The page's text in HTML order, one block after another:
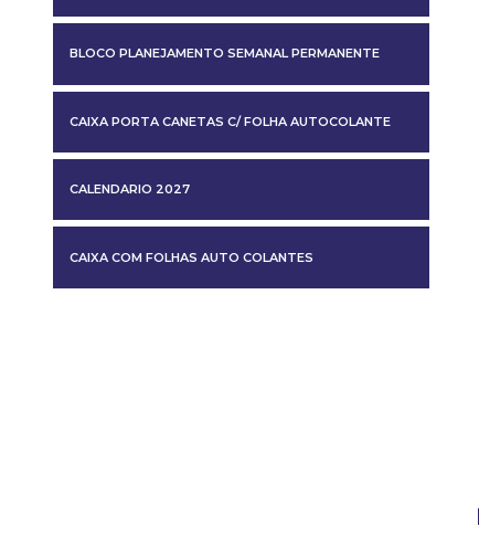
BLOCO PLANEJAMENTO SEMANAL PERMANENTE
CAIXA PORTA CANETAS C/ FOLHA AUTOCOLANTE
CALENDARIO 2027
CAIXA COM FOLHAS AUTO COLANTES